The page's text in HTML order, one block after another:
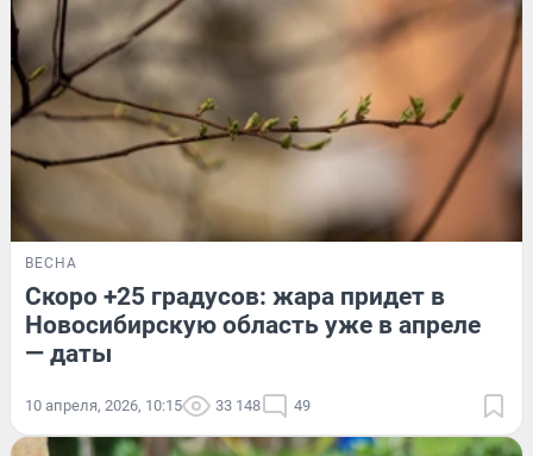
ВЕСНА
Скоро +25 градусов: жара придет в
Новосибирскую область уже в апреле
— даты
10 апреля, 2026, 10:15 33 148 49